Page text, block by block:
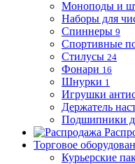
Моноподы и
Наборы для
Спиннеры 9
Спортивные
Стилусы 24
Фонари 16
Шнурки 1
Игрушки
Держатель
Подшипники
Торговое
Курьерские